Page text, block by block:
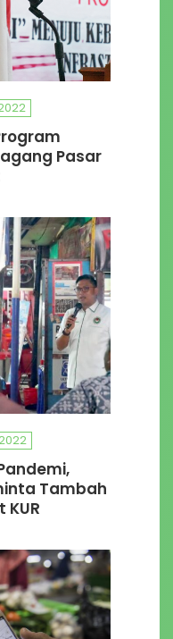
Pasar
Tambah
KUR